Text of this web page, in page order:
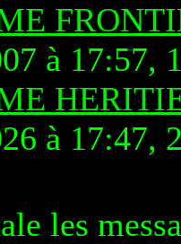
à 17:57,
à 17:47,
les